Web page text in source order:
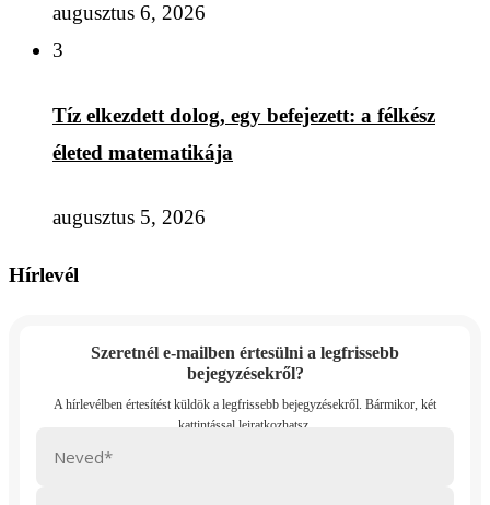
augusztus 6, 2026
3
Tíz elkezdett dolog, egy befejezett: a félkész
életed matematikája
augusztus 5, 2026
Hírlevél
Szeretnél e-mailben értesülni a legfrissebb
bejegyzésekről?